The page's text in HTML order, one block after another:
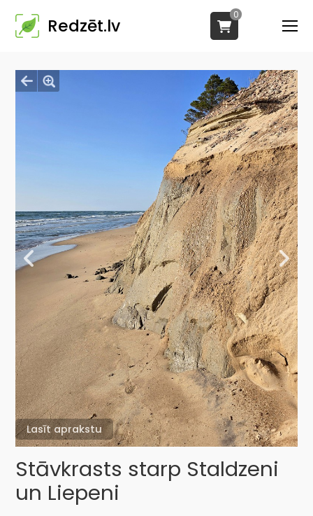
Redzēt.lv
0
Lasīt aprakstu
Stāvkrasts starp Staldzeni
un Liepeni